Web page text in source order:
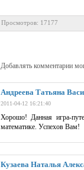
Просмотров: 17177
Добавлять комментарии
Андреева Татьяна
2011-04-12 16:21:40
Хорошо! Данная игра-
математике. Успехов Вам!
Кузаева Наталья